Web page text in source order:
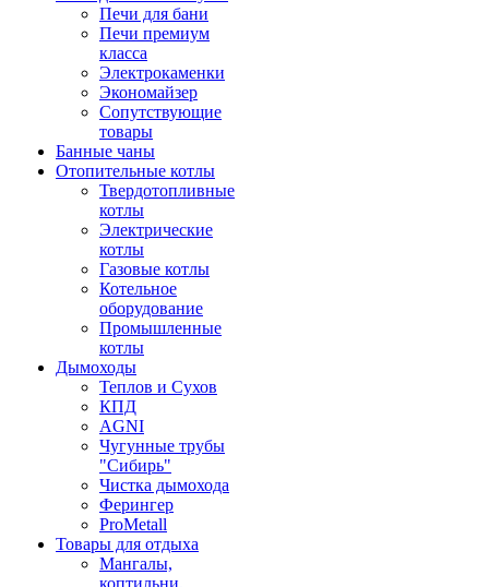
Печи для бани
Печи премиум
класса
Электрокаменки
Экономайзер
Сопутствующие
товары
Банные чаны
Отопительные котлы
Твердотопливные
котлы
Электрические
котлы
Газовые котлы
Котельное
оборудование
Промышленные
котлы
Дымоходы
Теплов и Сухов
КПД
AGNI
Чугунные трубы
"Сибирь"
Чистка дымохода
Ферингер
ProMetall
Товары для отдыха
Мангалы,
коптильни,